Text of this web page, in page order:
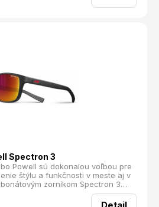
Hmotnosť: 28 g
Spectron 3
Powell sú dokonalou voľbou pre
štýlu a funkčnosti v meste aj v
zorníkom Spectron 3
a spoľahlivú ochranu pred
sú ideálne na všetky